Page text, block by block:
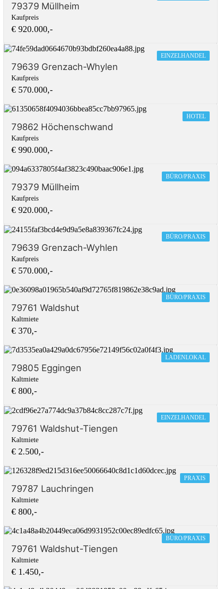
79379 Müllheim
Kaufpreis
€ 920.000,-
EINZELHANDEL
79639 Grenzach-Whylen
Kaufpreis
€ 570.000,-
HOTEL
79862 Höchenschwand
Kaufpreis
€ 990.000,-
BÜRO/PRAXIS
79379 Müllheim
Kaufpreis
€ 920.000,-
BÜRO/PRAXIS
79639 Grenzach-Wyhlen
Kaufpreis
€ 570.000,-
BÜRO/PRAXIS
79761 Waldshut
Kaltmiete
€ 370,-
LADENLOKAL
79805 Eggingen
Kaltmiete
€ 800,-
EINZELHANDEL
79761 Waldshut-Tiengen
Kaltmiete
€ 2.500,-
PRAXIS
79787 Lauchringen
Kaltmiete
€ 800,-
BÜRO/PRAXIS
79761 Waldshut-Tiengen
Kaltmiete
€ 1.450,-